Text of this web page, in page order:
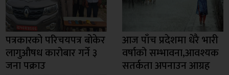
पत्रकारको परिचयपत्र बोकेर
लागुऔषध कारोबार गर्ने ३
जना पक्राउ
आज पाँच प्रदेशमा धेरै भारी
वर्षाको सम्भावना,आवश्यक
सतर्कता अपनाउन आग्रह